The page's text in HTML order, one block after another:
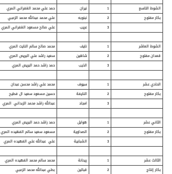
الشوط التاسع 1 نيران حمد علي محمد الغفراني المري
بكار مفتوح
2 نبنوبه علي محمد عبدالله محمد الزعبي
3
عريب علي صالح مسعود الغفراني المري
الشوط العاشر 1 نايف محمد صالح سالم النايت المري
قعدان مفتوح
2 شاهين سعيد راشد علي البريص المري
3
الذيب حمد راشد حمد البريص المري
الحادي عشر 1 سيوف محمد علي راشد محسن عبدان
بكار مفتوح
2 النايفة حسين مسعود سعيد ال فطيح
3
امجاد عبدالله راشد محمد الزبداني المري
الثاني عشر 1 هوايل حمد راشد حمد البريص المري
بكار مفتوح
2 الصداوية مسعود سعيد سالم الفهيده المري
3
الشبابية علي عبدالله علي الفهيده المري
الثالث عشر 1 ريحانة محمد سالم محمد الفهيده المري
بكار إنتاج
2 قبالين بطي عبدالله محمد الزعبي